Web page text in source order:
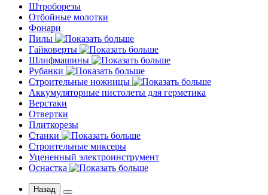
Штроборезы
Отбойные молотки
Фонари
Пилы
Гайковерты
Шлифмашины
Рубанки
Строительные ножницы
Аккумуляторные пистолеты для герметика
Верстаки
Отвертки
Плиткорезы
Станки
Строительные миксеры
Уцененный электроинструмент
Оснастка
Назад